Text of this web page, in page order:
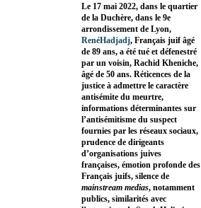
Le 17 mai 2022, dans le quartier
de la Duchère, dans le 9e
arrondissement de Lyon,
RenéHadjadj, Français juif âgé
de 89 ans, a été tué et défenestré
par un voisin, Rachid Kheniche,
âgé de 50 ans. Réticences de la
justice à admettre le caractère
antisémite du meurtre,
informations déterminantes sur
l’antisémitisme du suspect
fournies par les réseaux sociaux,
prudence de dirigeants
d’organisations juives
françaises, émotion profonde des
Français juifs, silence de
mainstream medias, notamment
publics, similarités avec